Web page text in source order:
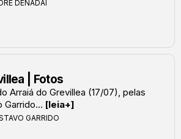
DENADAI
| Fotos
Arraiá do Grevillea (17/07), pelas
Garrido... [leia+]
GARRIDO